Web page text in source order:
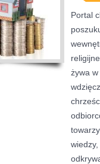
Portal
żywa